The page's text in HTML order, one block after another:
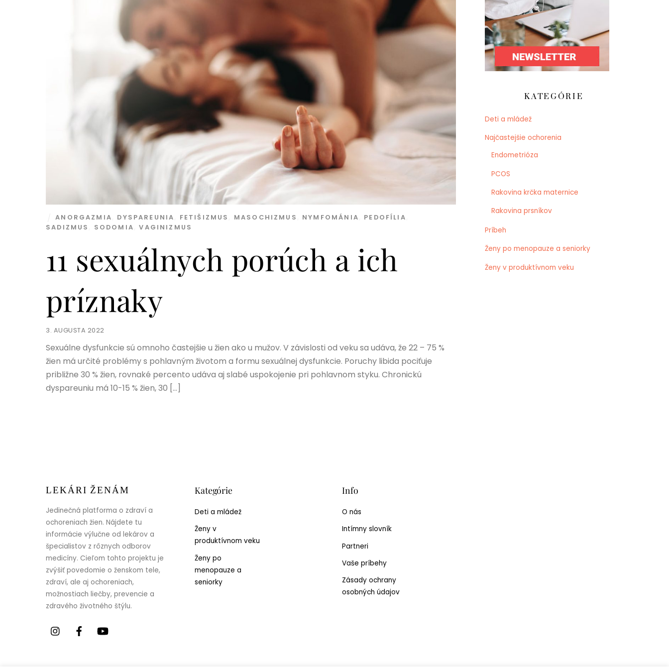
3. AUGUSTA 2022
11 sexuálnych porúch a ich
príznaky
ANORGAZMIA DYSPAREUNIA FETIŠIZMUS MASOCHIZMUS NYMFOMÁNIA PEDOFÍLIA
SADIZMUS
SODOMIA ,VAGINIZMUS
Sexuálne dysfunkcie sú omnoho častejšie u žien ako u mužov. V závislosti od veku sa udáva, že 22 – 75 %
žien má určité problémy s pohlavným životom a formu sexuálnej dysfunkcie. Poruchy libida pociťuje
približne 30 % žien, rovnaké percento udáva aj slabé uspokojenie pri pohlavnom styku. Chronickú
dyspareuniu má 10-15 % žien, 30 […]
KATEGÓRIE
Deti a mládež
Najčastejšie ochorenia
Endometrióza
PCOS
Rakovina krčka maternice
Rakovina prsníkov
Príbeh
Ženy po menopauze a seniorky
Ženy v produktívnom veku
LEKÁRI ŽENÁM
Jedinečná platforma o zdraví a
ochoreniach žien. Nájdete tu
informácie výlučne od lekárov a
špecialistov z rôznych odborov
medicíny. Cieľom tohto projektu je
zvýšiť povedomie o ženskom tele,
zdraví, ale aj ochoreniach,
možnostiach liečby, prevencie a
zdravého životného štýlu.
Kategórie
Deti a mládež
Ženy v
produktívnom veku
Ženy po
menopauze a
seniorky
Info
O nás
Intímny slovník
Partneri
Vaše príbehy
Zásady ochrany
osobných údajov